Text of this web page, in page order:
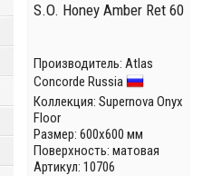
S.O. Honey Amber Ret 60
Производитель: Atlas
Concorde Russia
Коллекция: Supernova Onyx
Floor
Размер: 600x600 мм
Поверхность: матовая
Артикул: 10706